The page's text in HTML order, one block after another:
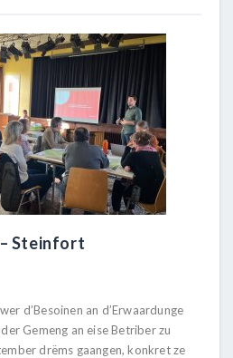
Steinfort
d’Besoinen an d’Erwaardunge
Gemeng an eise Betriber zu
drëms gaangen, konkret ze